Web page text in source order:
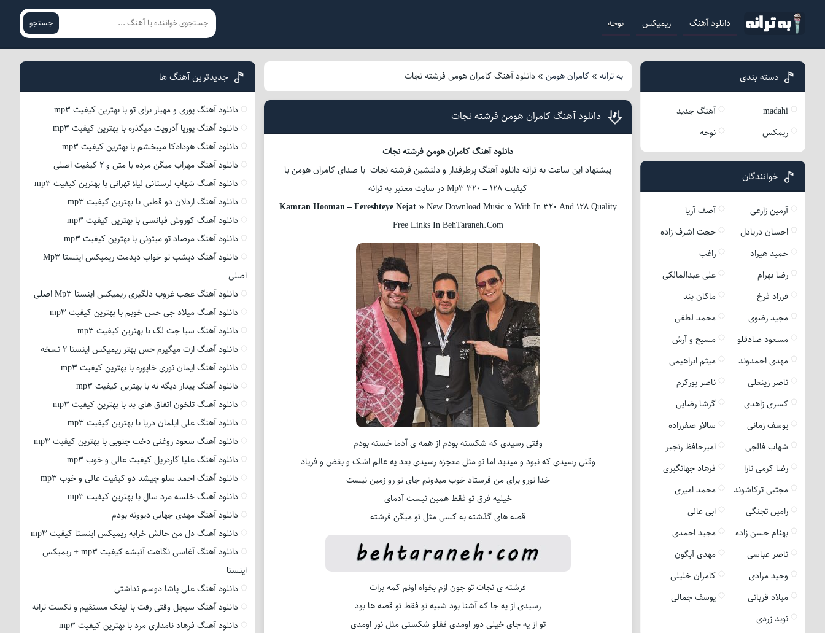
دانلود آهنگ ریمیکس نوحه جستجو
به ترانه» کامران هومن» دانلود آهنگ کامران هومن فرشته نجات
دانلود آهنگ کامران هومن فرشته نجات
دانلود آهنگ کامران هومن فرشته نجات
پیشنهاد این ساعت به ترانه دانلود آهنگ پرطرفدار و دلنشین فرشته نجات با صدای کامران هومن با
کیفیت Mp3 320 ≡ 128 در سایت معتبر به ترانه
Kamran Hooman – Fereshteye Nejat» New Download Music » With In 320 And 128 Quality
Free Links In BehTaraneh.Com
وقتی رسیدی که شکسته بودم از همه ی آدما خسته بودم
وقتی رسیدی که نبود و میدید اما تو مثل معجزه رسیدی بعد یه عالم اشک و بغض و فریاد
خدا تورو برای من فرستاد خوب میدونم جای تو رو زمین نیست
خیلیه فرق تو فقط همین نیست آدمای
قصه های گذشته به کسی مثل تو میگن فرشته
فرشته ی نجات تو جون ازم بخواه اونم کمه برات
رسیدی از یه جا که آشنا بود شبیه تو فقط تو قصه ها بود
تو از یه جای خیلی دور اومدی قفلو شکستی مثل نور اومدی
دسته بندی
madahi
آهنگ جدید
ریمکس
نوحه
خوانندگان
آرمین زارعی
آصف آریا
احسان دریادل
حجت اشرف زاده
حمید هیراد
راغب
رضا بهرام
علی عبدالمالکی
فرزاد فرخ
ماکان بند
مجید رضوی
محمد لطفی
مسعود صادقلو
مسیح و آرش
مهدی احمدوند
میثم ابراهیمی
ناصر زینعلی
ناصر پورکرم
کسری زاهدی
گرشا رضایی
یوسف زمانی
سالار صفرزاده
شهاب فالجی
امیرحافظ رنجبر
رضا کرمی تارا
فرهاد جهانگیری
مجتبی ترکاشوند
محمد امیری
رامین تجنگی
ابی عالی
بهنام حسن زاده
مجید احمدی
ناصر عباسی
مهدی آبگون
وحید مرادی
کامران خلیلی
میلاد قربانی
یوسف جمالی
نوید زردی
جدیدترین آهنگ ها
دانلود آهنگ پوری و مهیار برای تو با بهترین کیفیت mp3
دانلود آهنگ پوریا آدرویت میگذره با بهترین کیفیت mp3
دانلود آهنگ هودادکا میبخشم با بهترین کیفیت mp3
دانلود آهنگ مهراب میگن مرده با متن و 2 کیفیت اصلی
دانلود آهنگ شهاب لرستانی لیلا تهرانی با بهترین کیفیت mp3
دانلود آهنگ اردلان دو قطبی با بهترین کیفیت mp3
دانلود آهنگ کوروش فیانسی با بهترین کیفیت mp3
دانلود آهنگ مرصاد تو میتونی با بهترین کیفیت mp3
دانلود آهنگ دیشب تو خواب دیدمت ریمیکس اینستا Mp3
اصلی
دانلود آهنگ عجب غروب دلگیری ریمیکس اینستا Mp3 اصلی
دانلود آهنگ میلاد جی حس خوبم با بهترین کیفیت mp3
دانلود آهنگ سیا جت لگ با بهترین کیفیت mp3
دانلود آهنگ ازت میگیرم حس بهتر ریمیکس اینستا 2 نسخه
دانلود آهنگ ایمان نوری خاپوره با بهترین کیفیت mp3
دانلود آهنگ پیدار دیگه نه با بهترین کیفیت mp3
دانلود آهنگ تلخون اتفاق های بد با بهترین کیفیت mp3
دانلود آهنگ علی ایلمان دریا با بهترین کیفیت mp3
دانلود آهنگ سعود روغنی دخت جنوبی با بهترین کیفیت mp3
دانلود آهنگ علیا گاردریل کیفیت عالی و خوب mp3
دانلود آهنگ احمد سلو چیشد دو کیفیت عالی و خوب mp3
دانلود آهنگ خلسه مرد سال با بهترین کیفیت mp3
دانلود آهنگ مهدی جهانی دیوونه بودم
دانلود آهنگ دل من حالش خرابه ریمیکس اینستا کیفیت mp3
دانلود آهنگ آغاسی نگاهت آتیشه کیفیت mp3 + ریمیکس
اینستا
دانلود آهنگ علی پاشا دوسم نداشتی
دانلود آهنگ سیجل وقتی رفت با لینک مستقیم و تکست ترانه
دانلود آهنگ فرهاد نامداری مرد با بهترین کیفیت mp3